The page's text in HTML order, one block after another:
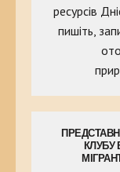
ресурсів
пишіть,
КЛУБУ